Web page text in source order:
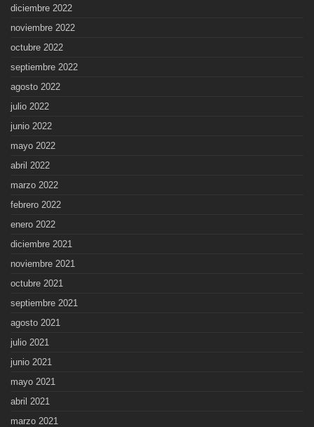
diciembre 2022
noviembre 2022
octubre 2022
septiembre 2022
agosto 2022
julio 2022
junio 2022
mayo 2022
abril 2022
marzo 2022
febrero 2022
enero 2022
diciembre 2021
noviembre 2021
octubre 2021
septiembre 2021
agosto 2021
julio 2021
junio 2021
mayo 2021
abril 2021
marzo 2021